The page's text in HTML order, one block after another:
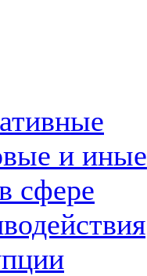
и иные
сфере